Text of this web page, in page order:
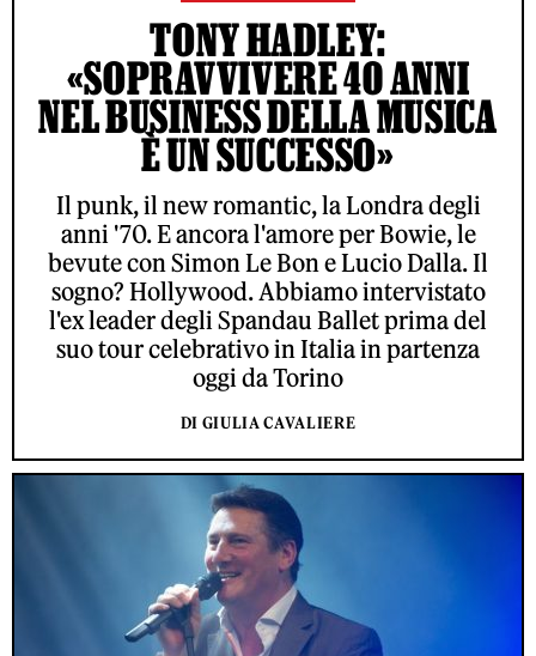
TONY HADLEY:
«SOPRAVVIVERE 40 ANNI
NEL BUSINESS DELLA MUSICA
È UN SUCCESSO»
Il punk, il new romantic, la Londra degli
anni '70. E ancora l'amore per Bowie, le
bevute con Simon Le Bon e Lucio Dalla. Il
sogno? Hollywood. Abbiamo intervistato
l'ex leader degli Spandau Ballet prima del
suo tour celebrativo in Italia in partenza
oggi da Torino
DI GIULIA CAVALIERE